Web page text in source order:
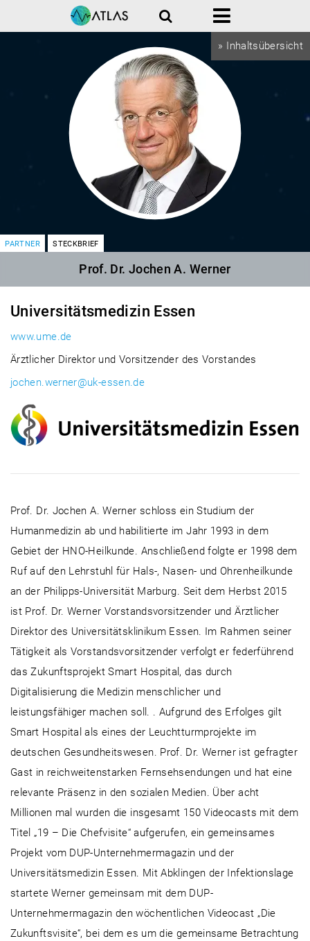
» Inhaltsübersicht
Suche Menü
PARTNER STECKBRIEF
Prof. Dr. Jochen A. Werner
Universitätsmedizin Essen
www.ume.de
Ärztlicher Direktor und Vorsitzender des Vorstandes
jochen.werner@uk-essen.de
Prof. Dr. Jochen A. Werner schloss ein Studium der
Humanmedizin ab und habilitierte im Jahr 1993 in dem
Gebiet der HNO-Heilkunde. Anschließend folgte er 1998 dem
Ruf auf den Lehrstuhl für Hals-, Nasen- und Ohrenheilkunde
an der Philipps-Universität Marburg. Seit dem Herbst 2015
ist Prof. Dr. Werner Vorstandsvorsitzender und Ärztlicher
Direktor des Universitätsklinikum Essen. Im Rahmen seiner
Tätigkeit als Vorstandsvorsitzender verfolgt er federführend
das Zukunftsprojekt Smart Hospital, das durch
Digitalisierung die Medizin menschlicher und
leistungsfähiger machen soll. . Aufgrund des Erfolges gilt
Smart Hospital als eines der Leuchtturmprojekte im
deutschen Gesundheitswesen. Prof. Dr. Werner ist gefragter
Gast in reichweitenstarken Fernsehsendungen und hat eine
relevante Präsenz in den sozialen Medien. Über acht
Millionen mal wurden die insgesamt 150 Videocasts mit dem
Titel „19 – Die Chefvisite“ aufgerufen, ein gemeinsames
Projekt vom DUP-Unternehmermagazin und der
Universitätsmedizin Essen. Mit Abklingen der Infektionslage
startete Werner gemeinsam mit dem DUP-
Unternehmermagazin den wöchentlichen Videocast „Die
Zukunftsvisite“, bei dem es um die gemeinsame Betrachtung